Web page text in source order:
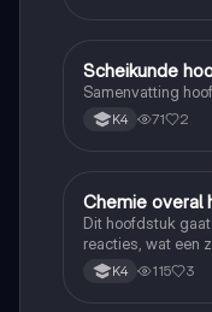
Scheikunde
Scheikunde
Samenvatting
K4 71 2
Scheikunde
Chemie overal
Dit hoofdstuk
reacties, wat een
berekenen
K4 115 3